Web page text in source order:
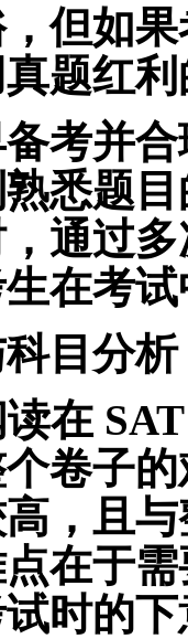
但如
题红
考并
悉题
，通过
在考
目分析
读在
卷子
，且
在于
时的